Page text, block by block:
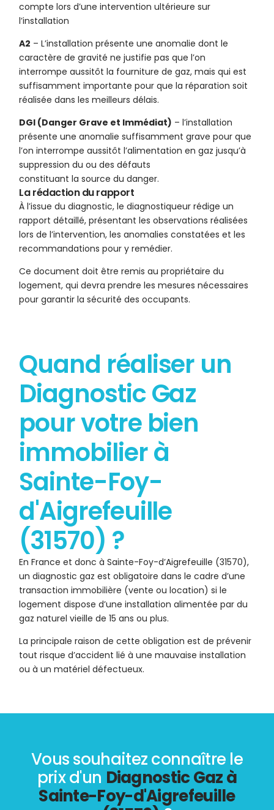
compte lors d’une intervention ultérieure sur
l’installation
A2 – L’installation présente une anomalie dont le
caractère de gravité ne justifie pas que l’on
interrompe aussitôt la fourniture de gaz, mais qui est
suffisamment importante pour que la réparation soit
réalisée dans les meilleurs délais.
DGI (Danger Grave et Immédiat) – l’installation
présente une anomalie suffisamment grave pour que
l’on interrompe aussitôt l’alimentation en gaz jusqu’à
suppression du ou des défauts
constituant la source du danger.
La rédaction du rapport
À l’issue du diagnostic, le diagnostiqueur rédige un
rapport détaillé, présentant les observations réalisées
lors de l’intervention, les anomalies constatées et les
recommandations pour y remédier.
Ce document doit être remis au propriétaire du
logement, qui devra prendre les mesures nécessaires
pour garantir la sécurité des occupants.
Quand réaliser un
Diagnostic Gaz
pour votre bien
immobilier à
Sainte-Foy-
d'Aigrefeuille
(31570) ?
En France et donc à Sainte-Foy-d’Aigrefeuille (31570),
un diagnostic gaz est obligatoire dans le cadre d’une
transaction immobilière (vente ou location) si le
logement dispose d’une installation alimentée par du
gaz naturel vieille de 15 ans ou plus.
La principale raison de cette obligation est de prévenir
tout risque d’accident lié à une mauvaise installation
ou à un matériel défectueux.
Vous souhaitez connaître le
prix d'un Diagnostic Gaz à
Sainte-Foy-d'Aigrefeuille